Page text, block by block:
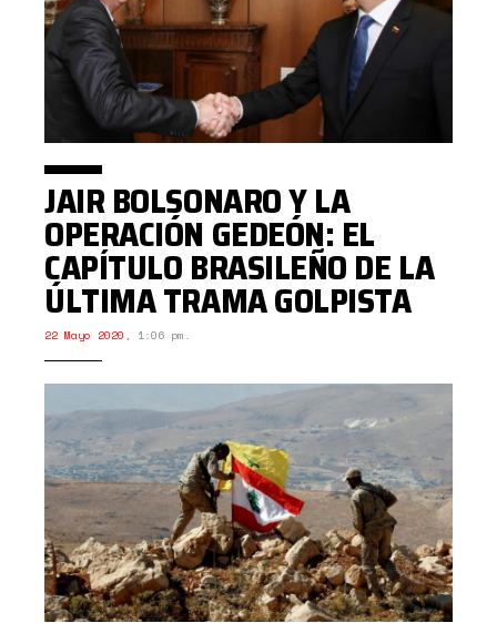
JAIR BOLSONARO Y LA
OPERACIÓN GEDEÓN: EL
CAPÍTULO BRASILEÑO DE LA
ÚLTIMA TRAMA GOLPISTA
22 Mayo 2020 , 1:06 pm.